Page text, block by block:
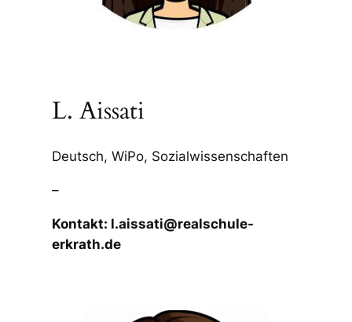
L. Aissati
Deutsch, WiPo, Sozialwissenschaften
–
Kontakt: l.aissati@realschule-
erkrath.de